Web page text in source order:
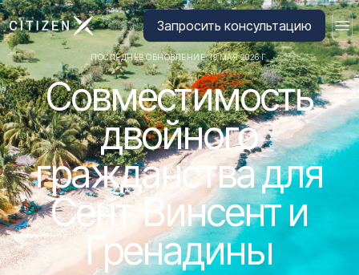
Перейти на главную страницу CitizenX
Запросить консультацию
ПОСЛЕДНЕЕ ОБНОВЛЕНИЕ: 19 МАЯ 2026 Г.
Совместимость
двойного
гражданства для
Сент-Винсент и
Гренадины